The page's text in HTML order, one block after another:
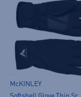
McKINLEY